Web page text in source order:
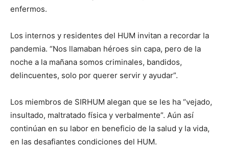
enfermos.
Los internos y residentes del HUM invitan a recordar la
pandemia. “Nos llamaban héroes sin capa, pero de la
noche a la mañana somos criminales, bandidos,
delincuentes, solo por querer servir y ayudar”.
Los miembros de SIRHUM alegan que se les ha “vejado,
insultado, maltratado física y verbalmente”. Aún así
continúan en su labor en beneficio de la salud y la vida,
en las desafiantes condiciones del HUM.